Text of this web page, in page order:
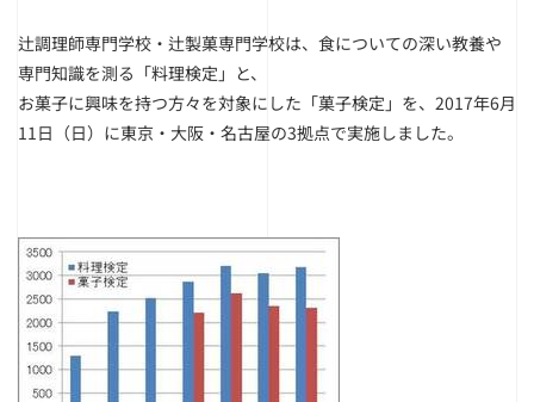
辻調理師専門学校・辻製菓専門学校は、食についての深い教養や
専門知識を測る「料理検定」と、
お菓子に興味を持つ方々を対象にした「菓子検定」を、2017年6月
11日（日）に東京・大阪・名古屋の3拠点で実施しました。